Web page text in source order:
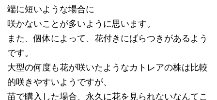
端に短いような場合に
咲かないことが多いように思います。
また、個体によって、花付きにばらつきがあるよう
です。
大型の何度も花が咲いたようなカトレアの株は比較
的咲きやすいようですが、
苗で購入した場合、永久に花を見られないなんてこ